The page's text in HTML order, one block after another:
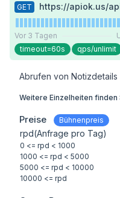
GET
https://apiok.us/
Vor 3 Tagen
timeout=60s
qps/unlimit
Abrufen von
Weitere Einzelheiten finden
Preise Bühnenpreis
rpd(Anfrage pro Tag)
0 <= rpd < 1000
1000 <= rpd < 5000
5000 <= rpd < 10000
10000 <= rpd